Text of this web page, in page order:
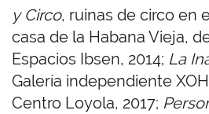
y Circo, ruinas de circo en
casa de la Habana Vieja,
Espacios Ibsen, 2014; La
Galería independiente
Centro Loyola, 2017;